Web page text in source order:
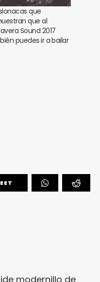
que
que al
Sound 2017
puedes ir a bailar
modernillo de